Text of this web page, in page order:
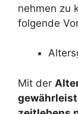
nehmen zu
folgende
Mit der